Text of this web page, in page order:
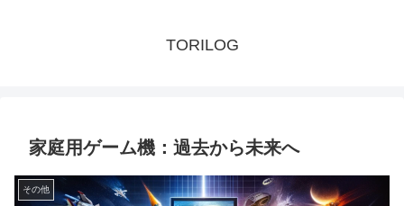
TORILOG
家庭用ゲーム機：過去から未来へ
その他